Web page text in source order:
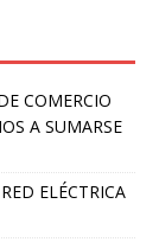
COMERCIO
A SUMARSE
ELÉCTRICA